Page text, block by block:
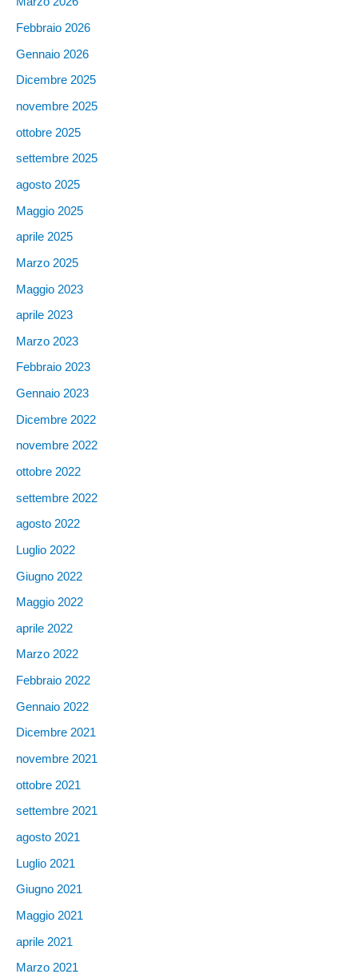
Febbraio 2026
Gennaio 2026
Dicembre 2025
novembre 2025
ottobre 2025
settembre 2025
agosto 2025
Maggio 2025
aprile 2025
Marzo 2025
Maggio 2023
aprile 2023
Marzo 2023
Febbraio 2023
Gennaio 2023
Dicembre 2022
novembre 2022
ottobre 2022
settembre 2022
agosto 2022
Luglio 2022
Giugno 2022
Maggio 2022
aprile 2022
Marzo 2022
Febbraio 2022
Gennaio 2022
Dicembre 2021
novembre 2021
ottobre 2021
settembre 2021
agosto 2021
Luglio 2021
Giugno 2021
Maggio 2021
aprile 2021
Marzo 2021